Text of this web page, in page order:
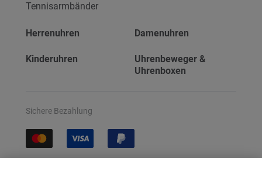
Tennisarmbänder
Herrenuhren Damenuhren
Kinderuhren
Uhrenbeweger &
Uhrenboxen
Sichere Bezahlung